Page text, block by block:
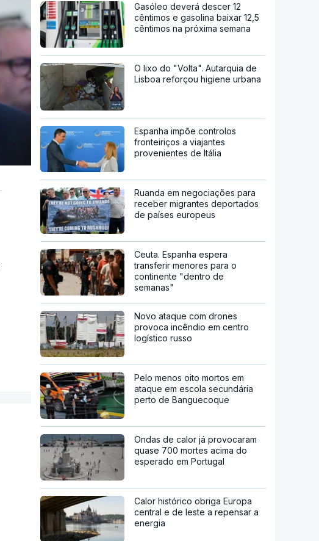
Gasóleo deverá descer 12
cêntimos e gasolina baixar 12,5
cêntimos na próxima semana
O lixo do "Volta". Autarquia de
Lisboa reforçou higiene urbana
Espanha impõe controlos
fronteiriços a viajantes
provenientes de Itália
Ruanda em negociações para
receber migrantes deportados
de países europeus
Ceuta. Espanha espera
transferir menores para o
continente "dentro de
semanas"
Novo ataque com drones
provoca incêndio em centro
logístico russo
Pelo menos oito mortos em
ataque em escola secundária
perto de Banguecoque
Ondas de calor já provocaram
quase 700 mortes acima do
esperado em Portugal
Calor histórico obriga Europa
central e de leste a repensar a
energia